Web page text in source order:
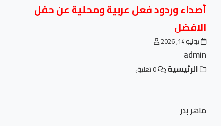
أصداء وردود فعل عربية ومحلية عن حفل
الافضل
يونيو 14, 2026
admin
الرئيسية
ماهر بدر